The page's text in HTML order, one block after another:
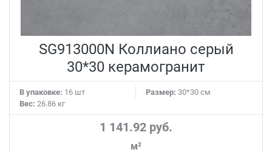
SG913000N Коллиано серый
30*30 керамогранит
В упаковке: 16 шт Размер: 30*30 см
Вес: 26.86 кг
1 141.92 руб.
м²